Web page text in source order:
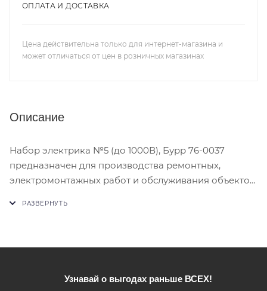
ОПЛАТА И ДОСТАВКА
Цена действительна только для интернет-магазина и
может отличаться от цен в розничных магазинах
Описание
Набор электрика №5 (до 1000В), Бурр 76-0037
предназначен для производства ремонтных,
электромонтажных работ и обслуживания объектов,
Комплектацию набора уточняйте у менеджера
Узнавай о выгодах раньше ВСЕХ!